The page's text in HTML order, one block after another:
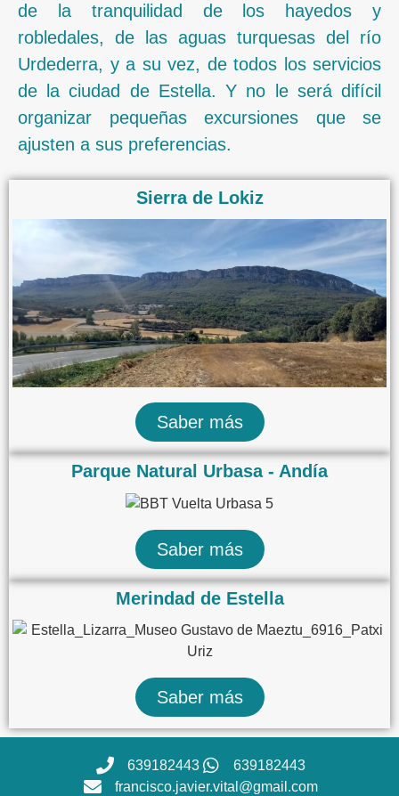
de la tranquilidad de los hayedos y
robledales, de las aguas turquesas del río
Urdederra, y a su vez, de todos los servicios
de la ciudad de Estella. Y no le será difícil
organizar pequeñas excursiones que se
ajusten a sus preferencias.
Sierra de Lokiz
Saber más
Parque Natural Urbasa - Andía
Saber más
Merindad de Estella
Saber más
639182443
639182443
francisco.javier.vital@gmail.com